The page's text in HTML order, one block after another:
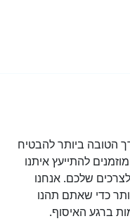
ביותר להבטיח
להתייעץ איתנו
שלכם. אנחנו
כדי שאתם תהנו
ברגע האיסוף.